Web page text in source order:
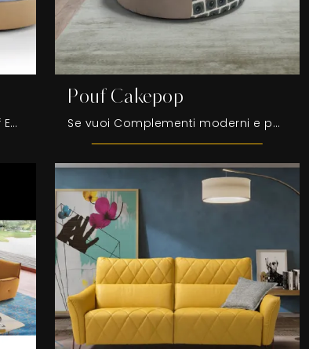
Accessori complementari e pouf Egoitaliano: scopri come completare i tuoi interni moderni con il modello Pouf Tonder.
Pouf Cakepop
Se vuoi Complementi moderni e pouf in tessuto scopri di più sul modello Pouf Cakepop della marca Egoitaliano.